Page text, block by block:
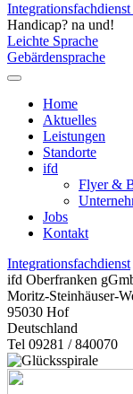
Handicap? na und!
Leichte Sprache
Gebärdensprache
Home
Aktuelles
Leistungen
Standorte
ifd
Flyer &
Jobs
Kontakt
Integrationsfachdienst
ifd Oberfranken
Moritz-Steinhäuser-
95030 Hof
Deutschland
Tel 09281 / 840070